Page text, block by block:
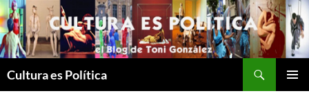
Saltar
al
contenido
Cultura es Política